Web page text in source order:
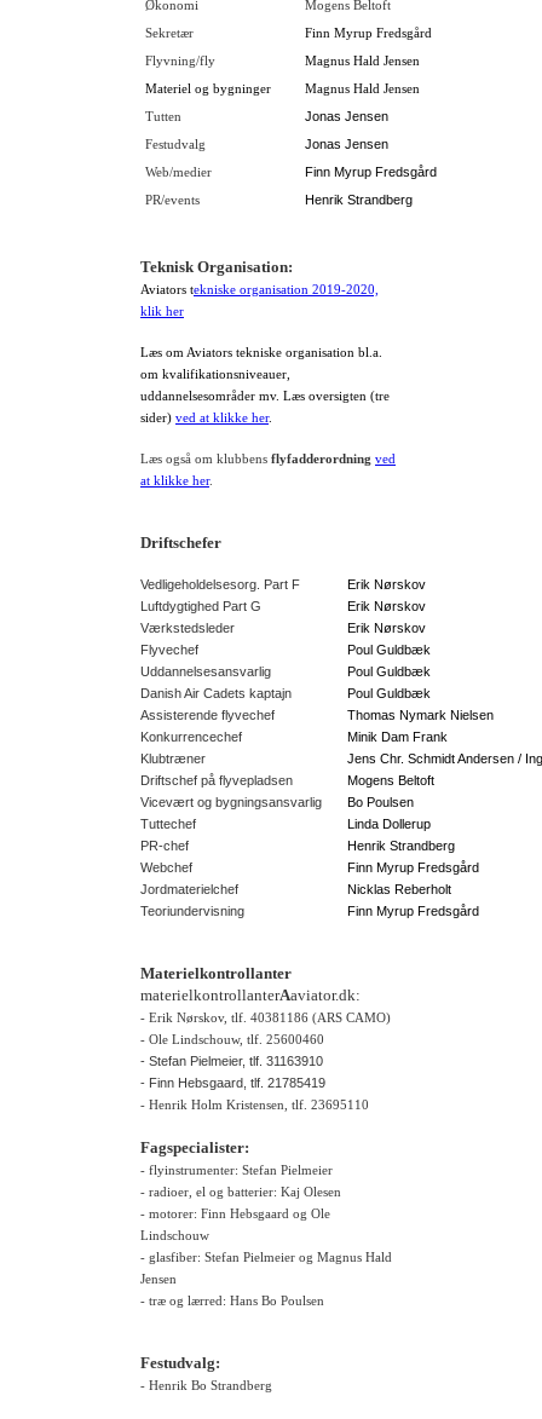
Økonomi Mogens Beltoft
Sekretær Finn Myrup Fredsgård
Flyvning/fly Magnus Hald Jensen
Materiel og bygninger Magnus Hald Jensen
Tutten Jonas Jensen
Festudvalg Jonas Jensen
Web/medier Finn Myrup Fredsgård
PR/events Henrik Strandberg
Teknisk Organisation:
Aviators tekniske organisation 2019-2020,
klik her
Læs om Aviators tekniske organisation bl.a.
om kvalifikationsniveauer,
uddannelsesområder mv. Læs oversigten (tre
sider) ved at klikke her.
Læs også om klubbens flyfadderordning ved
at klikke her.
Driftschefer
Vedligeholdelsesorg. Part F
Erik Nørskov
Luftdygtighed Part G
Erik Nørskov
Værkstedsleder
Erik Nørskov
Flyvechef
Poul Guldbæk
Uddannelsesansvarlig
Poul Guldbæk
Danish Air Cadets kaptajn
Poul Guldbæk
Assisterende flyvechef
Thomas Nymark Nielsen
Konkurrencechef
Minik Dam Frank
Klubtræner
Jens Chr. Schmidt Andersen /
Driftschef på flyvepladsen
Mogens Beltoft
Vicevært og bygningsansvarlig
Bo Poulsen
Tuttechef
Linda Dollerup
PR-chef
Henrik Strandberg
Webchef
Finn Myrup Fredsgård
Jordmaterielchef
Nicklas Reberholt
Teoriundervisning
Finn Myrup Fredsgård
Materielkontrollanter
materielkontrollanterAaviator.dk:
- Erik Nørskov, tlf. 40381186 (ARS CAMO)
- Ole Lindschouw, tlf. 25600460
- Stefan Pielmeier, tlf. 31163910
- Finn Hebsgaard, tlf. 21785419
- Henrik Holm Kristensen, tlf. 23695110
Fagspecialister:
- flyinstrumenter: Stefan Pielmeier
- radioer, el og batterier: Kaj Olesen
- motorer: Finn Hebsgaard og Ole
Lindschouw
- glasfiber: Stefan Pielmeier og Magnus Hald
Jensen
- træ og lærred: Hans Bo Poulsen
Festudvalg:
- Henrik Bo Strandberg